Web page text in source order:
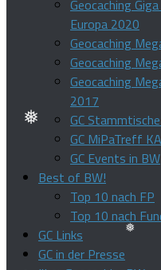
Geocaching
Europa 2020
Geocaching
Geocaching
Geocaching
2017
GC
GC MiPaTreff KA
GC Events in BW
Best of BW!
Top 10 nach FP
Top 10 nach
GC Links
GC in der Presse